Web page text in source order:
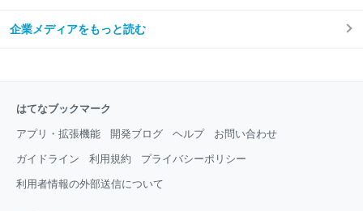
企業メディアをもっと読む
はてなブックマーク
アプリ・拡張機能 開発ブログ ヘルプ お問い合わせ
ガイドライン 利用規約 プライバシーポリシー
利用者情報の外部送信について